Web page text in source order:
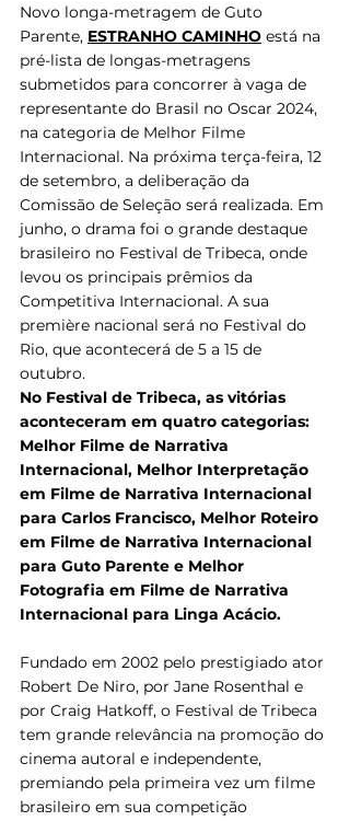
Novo longa-metragem de Guto
Parente, ESTRANHO CAMINHO está na
pré-lista de longas-metragens
submetidos para concorrer à vaga de
representante do Brasil no Oscar 2024,
na categoria de Melhor Filme
Internacional. Na próxima terça-feira, 12
de setembro, a deliberação da
Comissão de Seleção será realizada. Em
junho, o drama foi o grande destaque
brasileiro no Festival de Tribeca, onde
levou os principais prêmios da
Competitiva Internacional. A sua
première nacional será no Festival do
Rio, que acontecerá de 5 a 15 de
outubro.
No Festival de Tribeca, as vitórias
aconteceram em quatro categorias:
Melhor Filme de Narrativa
Internacional, Melhor Interpretação
em Filme de Narrativa Internacional
para Carlos Francisco, Melhor Roteiro
em Filme de Narrativa Internacional
para Guto Parente e Melhor
Fotografia em Filme de Narrativa
Internacional para Linga Acácio.
Fundado em 2002 pelo prestigiado ator
Robert De Niro, por Jane Rosenthal e
por Craig Hatkoff, o Festival de Tribeca
tem grande relevância na promoção do
cinema autoral e independente,
premiando pela primeira vez um filme
brasileiro em sua competição